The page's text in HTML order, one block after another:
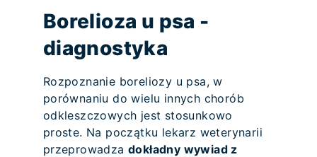
Borelioza u psa -
diagnostyka
Rozpoznanie boreliozy u psa, w
porównaniu do wielu innych chorób
odkleszczowych jest stosunkowo
proste. Na początku lekarz weterynarii
przeprowadza dokładny wywiad z